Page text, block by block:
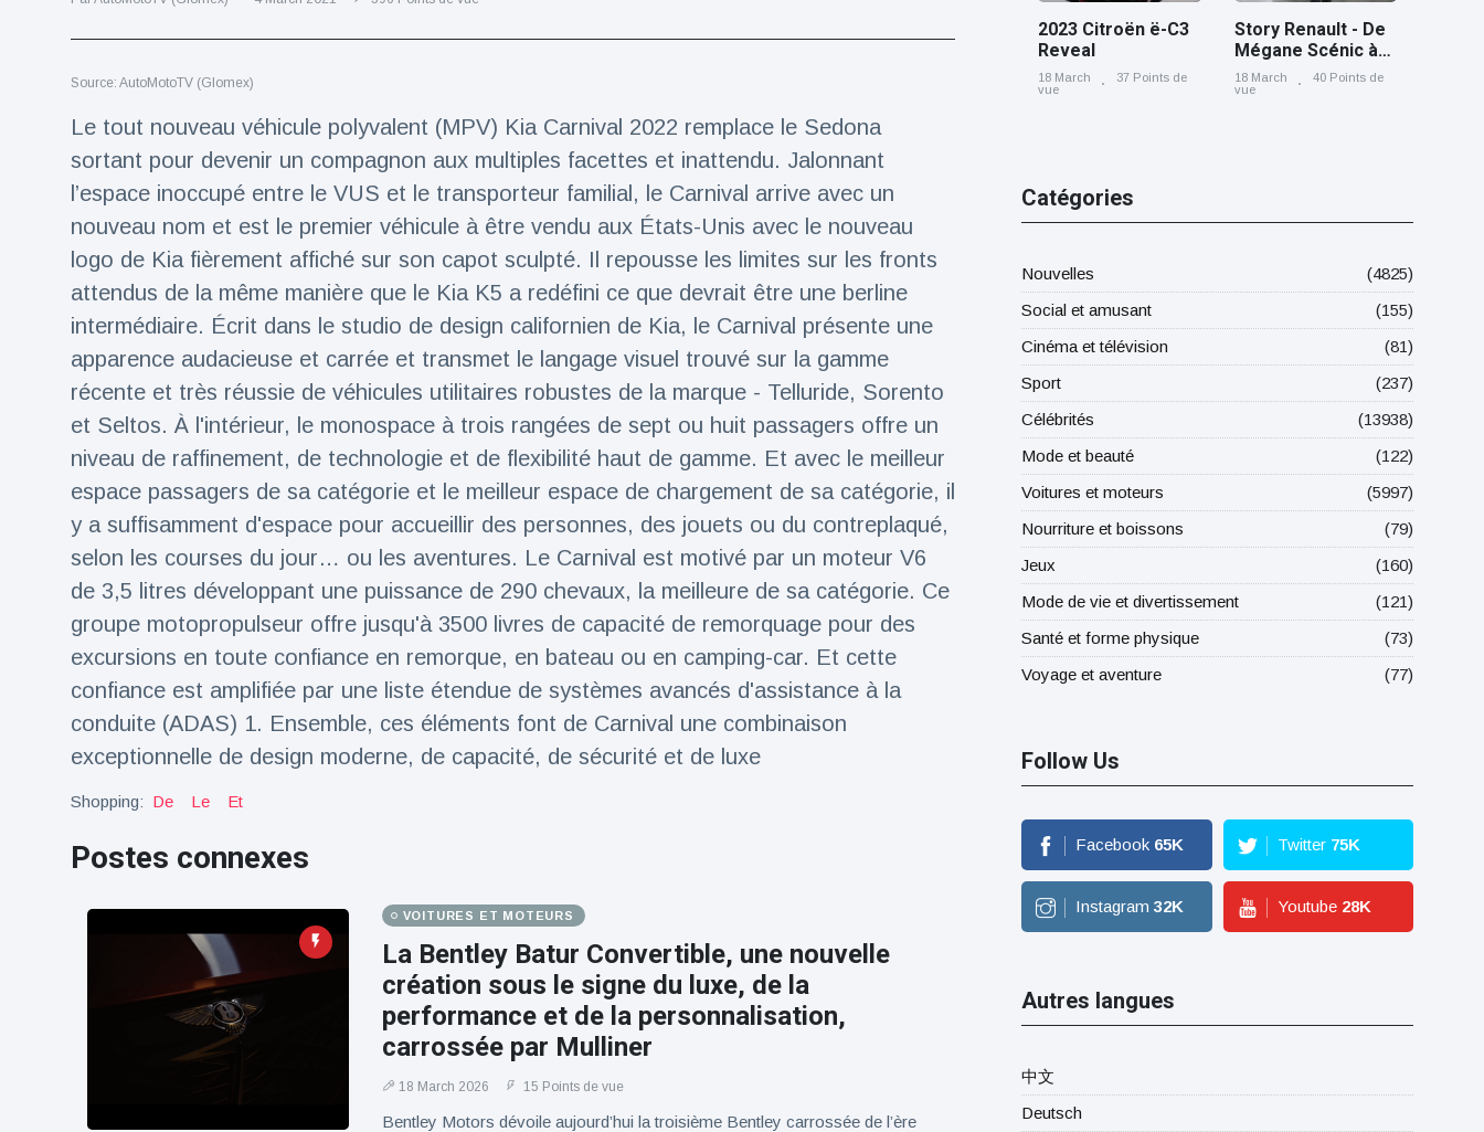
Voyage et aventure
(77)
Dernières nouvelles
2023 Citroën
ë-C3 Reveal
18 March
37
Points de vue
Ferrari SP-8 -
Le Roadster
F8 Spider est
le dernier
One-Off de
Maranello
Points de vue
Lotus dévoile
première
Hyper-GT
100électrique
18 March
23
Source: AutoMotoTV (Glomex)
Le tout nouveau véhicule polyvalent (MPV) Kia Carnival 2022 remplace le Sedona
sortant pour devenir un compagnon aux multiples facettes et inattendu. Jalonnant
l’espace inoccupé entre le VUS et le transporteur familial, le Carnival arrive avec un
nouveau nom et est le premier véhicule à être vendu aux États-Unis avec le nouveau
logo de Kia fièrement affiché sur son capot sculpté. Il repousse les limites sur les fronts
attendus de la même manière que le Kia K5 a redéfini ce que devrait être une berline
intermédiaire. Écrit dans le studio de design californien de Kia, le Carnival présente une
apparence audacieuse et carrée et transmet le langage visuel trouvé sur la gamme
récente et très réussie de véhicules utilitaires robustes de la marque - Telluride, Sorento
et Seltos. À l'intérieur, le monospace à trois rangées de sept ou huit passagers offre un
niveau de raffinement, de technologie et de flexibilité haut de gamme. Et avec le meilleur
espace passagers de sa catégorie et le meilleur espace de chargement de sa catégorie, il
y a suffisamment d'espace pour accueillir des personnes, des jouets ou du contreplaqué,
selon les courses du jour… ou les aventures. Le Carnival est motivé par un moteur V6
de 3,5 litres développant une puissance de 290 chevaux, la meilleure de sa catégorie. Ce
groupe motopropulseur offre jusqu'à 3500 livres de capacité de remorquage pour des
excursions en toute confiance en remorque, en bateau ou en camping-car. Et cette
confiance est amplifiée par une liste étendue de systèmes avancés d'assistance à la
conduite (ADAS) 1. Ensemble, ces éléments font de Carnival une combinaison
exceptionnelle de design moderne, de capacité, de sécurité et de luxe
Shopping: De Le Et
Postes connexes
VOITURES ET MOTEURS
La Bentley Batur Convertible, une nouvelle
création sous le signe du luxe, de la
performance et de la personnalisation,
carrossée par Mulliner
18 March 2026 15 Points de vue
Bentley Motors dévoile aujourd’hui la troisième Bentley carrossée de l’ère
2023 Citroën ë-C3
Reveal
18 March
37 Points de
vue
Story Renault - De
Mégane Scénic à
Scénic E-Tech
electric, cinq
18 March
40 Points de
vue
Catégories
Nouvelles
(4825)
Social et amusant
(155)
Cinéma et télévision
(81)
Sport
(237)
Célébrités
(13938)
Mode et beauté
(122)
Voitures et moteurs
(5997)
Nourriture et boissons
(79)
Jeux
(160)
Mode de vie et divertissement
(121)
Santé et forme physique
(73)
Voyage et aventure
(77)
Follow Us
Facebook 65K Twitter 75K
Instagram 32K Youtube 28K
Autres langues
中文
Deutsch